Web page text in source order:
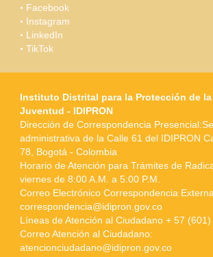
Facebook
Instagram
LinkedIn
TikTok
Instituto Distrital para la Protección de la
Juventud - IDIPRON
Dirección de Correspondencia
administrativa de la Calle 61 del IDIPRON
78, Bogotá - Colombia
Horario de Atención para Trámites de
viernes de 8:00 A.M. a 5:00 P.M.
Correo Electrónico Correspondencia
correspondencia@idipron.gov.co
Líneas de Atención al Ciudadano + 57
Correo Atención al Ciudadano:
atencionciudadano@idipron.gov.co